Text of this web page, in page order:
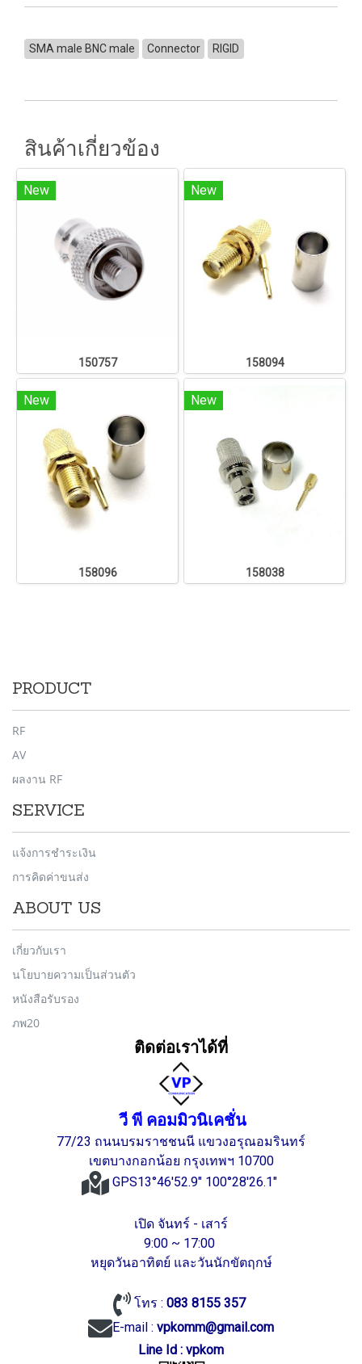
SMA male BNC male Connector RIGID
สินค้าเกี่ยวข้อง
New
150757
New
158094
New
158096
New
158038
PRODUCT
RF
AV
ผลงาน RF
SERVICE
แจ้งการชำระเงิน
การคิดค่าขนส่ง
ABOUT US
เกี่ยวกับเรา
นโยบายความเป็นส่วนตัว
หนังสือรับรอง
ภพ20
ติดต่อเราได้ที่
วี พี คอมมิวนิเคชั่น
77/23 ถนนบรมราชชนนี แขวงอรุณอมรินทร์
เขตบางกอกน้อย กรุงเทพฯ 10700
GPS13°46'52.9" 100°28'26.1"
เปิด จันทร์ - เสาร์
9:00 ~ 17:00
หยุดวันอาทิตย์ และวันนักขัตฤกษ์
โทร :083 8155 357
E-mail : vpkomm@gmail.com
Line Id : vpkom